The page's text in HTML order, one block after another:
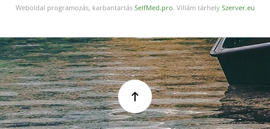
Weboldal programozás, karbantartás SelfMed.pro. Villám tárhely Szerver.eu